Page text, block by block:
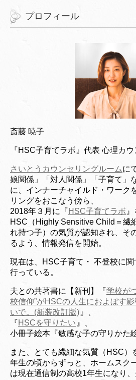
プロフィール
斎藤 暁子
『HSC子育てラボ』代表 心理カ
さいとうカウンセリングルームに
娘関係」「対人関係」「子育て」
に、インナーチャイルド・ワーク
リングをおこなう傍ら、
2018年３月に『HSC子育てラボ
HSC（Highly Sensitive Child＝繊
れ持つ子）の気質が認知され、そ
るよう、情報発信を開始。
現在は、HSC子育て・ 不登校に
行っている。
夫との共著書に【新刊】『学校が
校信仰”がHSCの人生におよぼす影
いで。(新装改訂版) 』、
『HSCを守りたい 』、
小冊子絵本『敏感な子の守りかた
また、とても繊細な気質（HSC）
年生の頃からずっと、ホームスク
は現在通信制の高校1年生になり